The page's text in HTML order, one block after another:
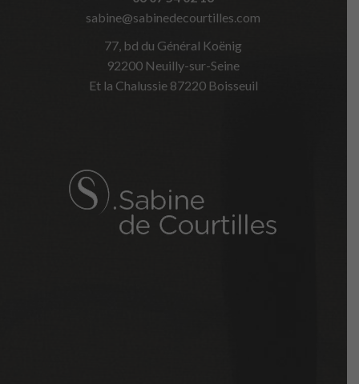
sabine@sabinedecourtilles.com
77, bd du Général Koënig
92200 Neuilly-sur-Seine
Et la Chalussie 87220 Boisseuil